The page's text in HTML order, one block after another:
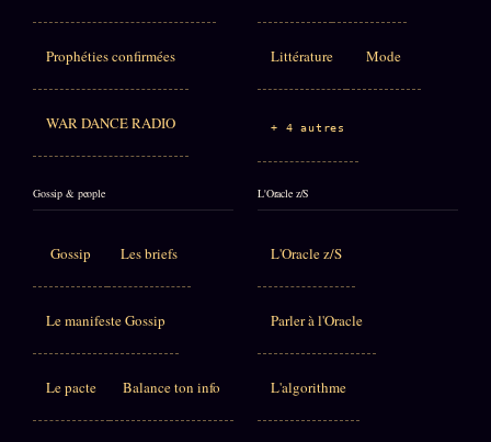
Prophéties confirmées
WAR DANCE RADIO
Littérature Mode
+ 4 autres
Gossip & people
Gossip Les briefs
Le manifeste Gossip
Le pacte Balance ton info
L'Oracle z/S
L'Oracle z/S
Parler à l'Oracle
L'algorithme